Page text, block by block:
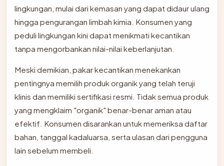
lingkungan, mulai dari kemasan yang dapat didaur ulang
hingga pengurangan limbah kimia. Konsumen yang
peduli lingkungan kini dapat menikmati kecantikan
tanpa mengorbankan nilai-nilai keberlanjutan.
Meski demikian, pakar kecantikan menekankan
pentingnya memilih produk organik yang telah teruji
klinis dan memiliki sertifikasi resmi. Tidak semua produk
yang mengklaim "organik" benar-benar aman atau
efektif. Konsumen disarankan untuk memeriksa daftar
bahan, tanggal kadaluarsa, serta ulasan dari pengguna
lain sebelum membeli.